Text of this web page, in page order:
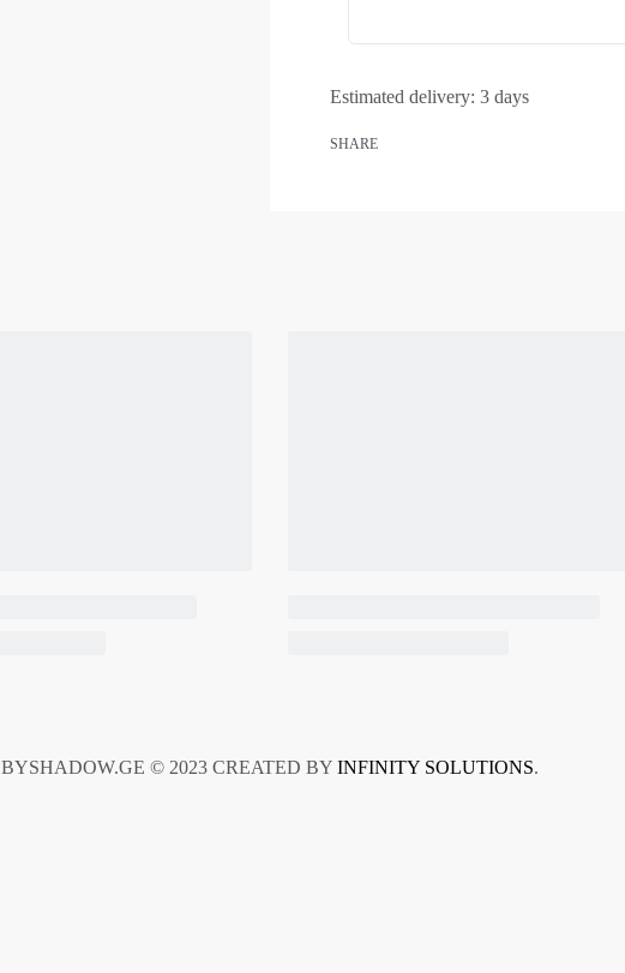
Estimated delivery: 3 days
SHARE
BYSHADOW.GE © 2023 CREATED BY INFINITY SOLUTIONS.